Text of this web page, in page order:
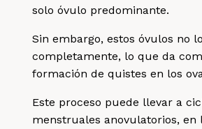
solo óvulo predominante.
Sin embargo, estos óvulos no
completamente, lo que da
formación de quistes en los
Este proceso puede llevar a
menstruales anovulatorios, en